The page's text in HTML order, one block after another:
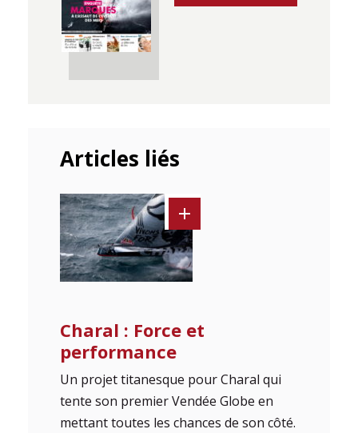
Articles liés
Charal : Force et
performance
Un projet titanesque pour Charal qui
tente son premier Vendée Globe en
mettant toutes les chances de son côté.